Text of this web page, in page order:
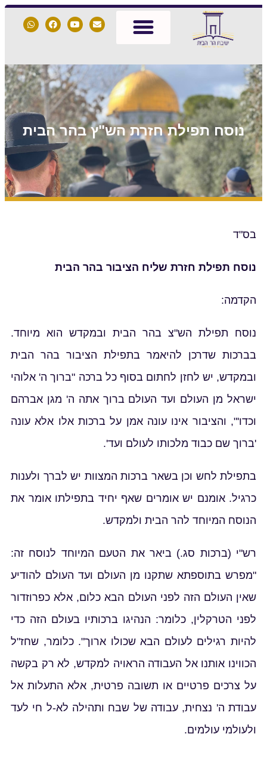
נוסח תפילת חזרת הש"ץ בהר הבית
בס"ד
נוסח תפילת חזרת שליח הציבור בהר הבית
הקדמה:
נוסח תפילת הש"צ בהר הבית ובמקדש הוא מיוחד.
בברכות שדרכן להיאמר בתפילת הציבור בהר הבית
ובמקדש, יש לחזן לחתום בסוף כל ברכה "ברוך ה' אלוהי
ישראל מן העולם ועד העולם ברוך אתה ה' מגן אברהם
וכדו'", והציבור אינו עונה אמן על ברכות אלו אלא עונה
'ברוך שם כבוד מלכותו לעולם ועד'.
בתפילת לחש וכן בשאר ברכות המצוות יש לברך ולענות
כרגיל. אומנם יש אומרים שאף יחיד בתפילתו אומר את
הנוסח המיוחד להר הבית ולמקדש.
רש"י (ברכות סג.) ביאר את הטעם המיוחד לנוסח זה:
"מפרש בתוספתא שתקנו מן העולם ועד העולם להודיע
שאין העולם הזה לפני העולם הבא כלום, אלא כפרוזדור
לפני הטרקלין, כלומר: הנהיגו ברכותיו בעולם הזה כדי
להיות רגילים לעולם הבא שכולו ארוך". כלומר, שחז"ל
הכווינו אותנו אל העבודה הראויה למקדש, לא רק בקשה
על צרכים פרטיים או תשובה פרטית, אלא התעלות אל
עבודת ה' נצחית, עבודה של שבח ותהילה לא-ל חי לעד
ולעולמי עולמים.